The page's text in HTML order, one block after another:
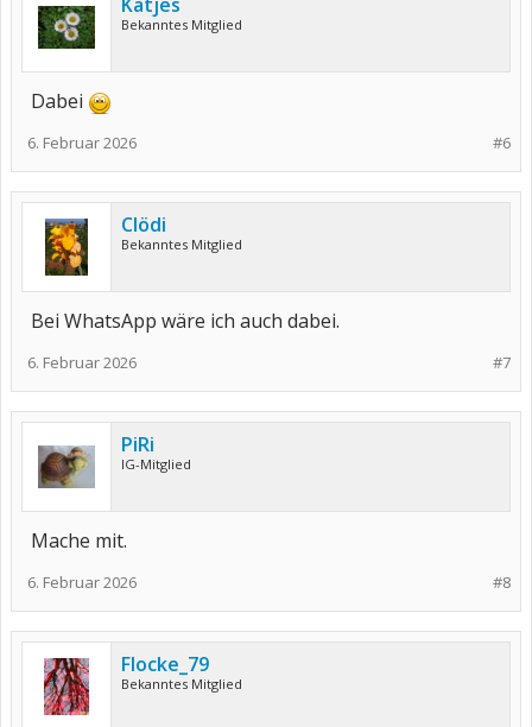
Bekanntes Mitglied
Dabei
#6
6. Februar 2026
Clödi
Bekanntes Mitglied
Bei WhatsApp wäre ich auch dabei.
#7
6. Februar 2026
PiRi
IG-Mitglied
Mache mit.
#8
6. Februar 2026
Flocke_79
Bekanntes Mitglied